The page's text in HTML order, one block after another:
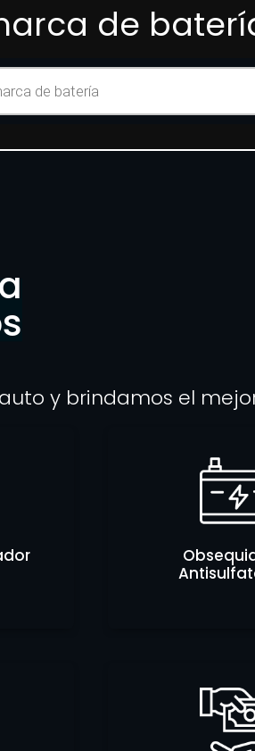
de
y brindamos el